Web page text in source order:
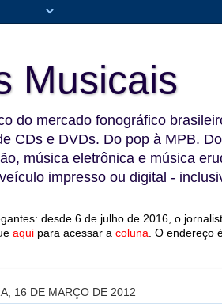
Musicais
do mercado fonográfico
CDs e DVDs. Do pop à MPB.
música eletrônica e música
impresso ou digital -
desde 6 de julho de 2016, o
aqui para acessar a coluna O endereço
16 DE MARÇO DE 2012